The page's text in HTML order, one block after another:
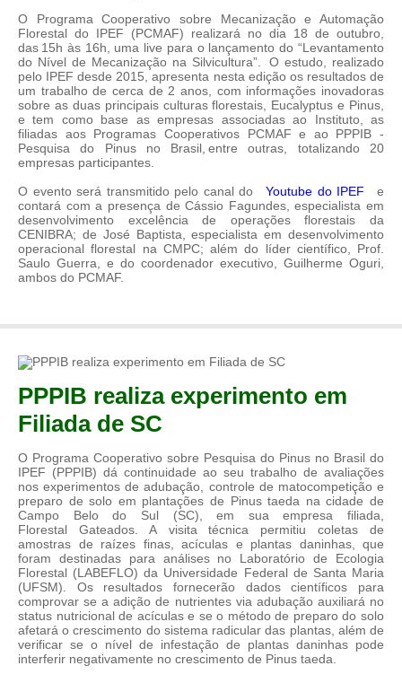
O Programa Cooperativo sobre Mecanização e Automação
Florestal do IPEF (PCMAF) realizará no dia 18 de outubro,
das 15h às 16h, uma live para o lançamento do “Levantamento
do Nível de Mecanização na Silvicultura”. O estudo, realizado
pelo IPEF desde 2015, apresenta nesta edição os resultados de
um trabalho de cerca de 2 anos, com informações inovadoras
sobre as duas principais culturas florestais, Eucalyptus e Pinus,
e tem como base as empresas associadas ao Instituto, as
filiadas aos Programas Cooperativos PCMAF e ao PPPIB -
Pesquisa do Pinus no Brasil, entre outras, totalizando 20
empresas participantes.
O evento será transmitido pelo canal do Youtube do IPEF e
contará com a presença de Cássio Fagundes, especialista em
desenvolvimento excelência de operações florestais da
CENIBRA; de José Baptista, especialista em desenvolvimento
operacional florestal na CMPC; além do líder científico, Prof.
Saulo Guerra, e do coordenador executivo, Guilherme Oguri,
ambos do PCMAF.
PPPIB realiza experimento em
Filiada de SC
O Programa Cooperativo sobre Pesquisa do Pinus no Brasil do
IPEF (PPPIB) dá continuidade ao seu trabalho de avaliações
nos experimentos de adubação, controle de matocompetição e
preparo de solo em plantações de Pinus taeda na cidade de
Campo Belo do Sul (SC), em sua empresa filiada,
Florestal Gateados. A visita técnica permitiu coletas de
amostras de raízes finas, acículas e plantas daninhas, que
foram destinadas para análises no Laboratório de Ecologia
Florestal (LABEFLO) da Universidade Federal de Santa Maria
(UFSM). Os resultados fornecerão dados científicos para
comprovar se a adição de nutrientes via adubação auxiliará no
status nutricional de acículas e se o método de preparo do solo
afetará o crescimento do sistema radicular das plantas, além de
verificar se o nível de infestação de plantas daninhas pode
interferir negativamente no crescimento de Pinus taeda.